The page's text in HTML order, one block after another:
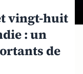
vingt-huit
: un
de